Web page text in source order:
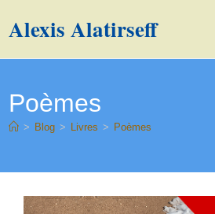
Alexis Alatirseff
Poèmes
> Blog > Livres > Poèmes